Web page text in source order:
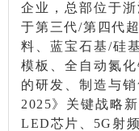
企业，总部位于
于第三代/第四代
料、蓝宝石基/硅
模板、全自动氮
的研发、制造与
2025》关键战略
LED芯片、5G射